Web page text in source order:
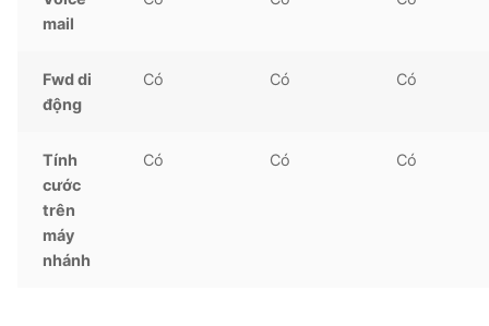
mail
Fwd di
động
Có Có Có
Tính
cước
trên
máy
nhánh
Có Có Có